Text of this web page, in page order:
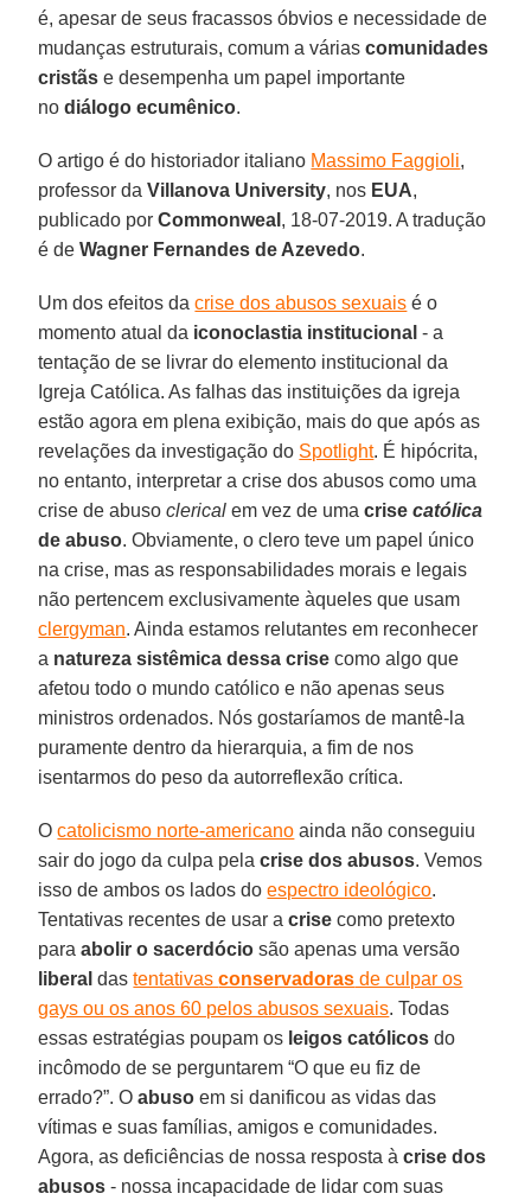
é, apesar de seus fracassos óbvios e necessidade de
mudanças estruturais, comum a váriascomunidades
cristãs e desempenha um papel importante
nodiálogo ecumênico.
O artigo é do historiador italiano Massimo Faggioli,
professor daVillanova University, nos EUA,
publicado porCommonweal , 18-07-2019. A tradução
é deWagner Fernandes de Azevedo.
Um dos efeitos dacrise dos abusos sexuais é o
momento atual da iconoclastia institucional - a
tentação de se livrar do elemento institucional da
Igreja Católica. As falhas das instituições da igreja
estão agora em plena exibição, mais do que após as
revelações da investigação do Spotlight. É hipócrita,
no entanto, interpretar a crise dos abusos como uma
crise de abusoclerical em vez de umacrisecatólica
de abuso. Obviamente, o clero teve um papel único
na crise, mas as responsabilidades morais e legais
não pertencem exclusivamente àqueles que usam
clergyman. Ainda estamos relutantes em reconhecer
a natureza sistêmica dessa crise como algo que
afetou todo o mundo católico e não apenas seus
ministros ordenados. Nós gostaríamos de mantê-la
puramente dentro da hierarquia, a fim de nos
isentarmos do peso da autorreflexão crítica.
Ocatolicismo norte-americano ainda não conseguiu
sair do jogo da culpa pelacrise dos abusos. Vemos
isso de ambos os lados doespectro ideológico.
Tentativas recentes de usar acrise como pretexto
paraabolir o sacerdócio são apenas uma versão
liberal dastentativasconservadoras de culpar os
gays ou os anos 60 pelos abusos sexuais. Todas
essas estratégias poupam os leigos católicos do
incômodo de se perguntarem “O que eu fiz de
errado?”. Oabuso em si danificou as vidas das
vítimas e suas famílias, amigos e comunidades.
Agora, as deficiências de nossa resposta àcrise dos
abusos - nossa incapacidade de lidar com suas